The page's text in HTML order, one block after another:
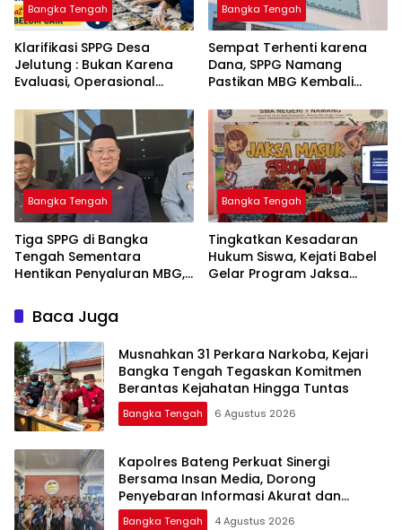
Bangka Tengah
‎Klarifikasi SPPG Desa
Jelutung : Bukan Karena
Evaluasi, Operasional
Dana Banper Belum Cair
Bangka Tengah
‎Sempat Terhenti karena
Dana, SPPG Namang
Pastikan MBG Kembali
Bangka Tengah
‎Tiga SPPG di Bangka
Tengah Sementara
Hentikan Penyaluran MBG,
Bangka Tengah
Tingkatkan Kesadaran
Hukum Siswa, Kejati Babel
Gelar Program Jaksa
Baca Juga
Musnahkan 31 Perkara Narkoba, Kejari
Bangka Tengah Tegaskan Komitmen
Berantas Kejahatan Hingga Tuntas
Bangka Tengah 6 Agustus 2026
‎Kapolres Bateng Perkuat Sinergi
Bersama Insan Media, Dorong
Penyebaran Informasi Akurat dan
Layanan Polri 110
Bangka Tengah 4 Agustus 2026